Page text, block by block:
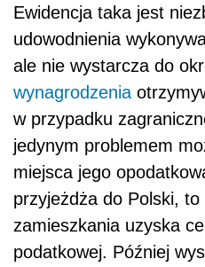
Ewidencja taka jest
udowodnienia
ale nie wystarcza do
wynagrodzenia
w przypadku
jedynym problemem
miejsca jego
przyjeżdża do Polski,
zamieszkania uzyska
podatkowej. Później